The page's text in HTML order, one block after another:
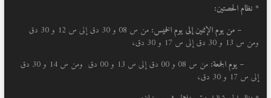
* نظام الحصتين:
– من يوم الإثنين إلى يوم الخميس:
من س 08 و 30 دق إلى س 12 و 30 دق
ومن س 13 و 30 دق إلى س 17 و 30 دق،
– يوم الجمعة:
من س 08 و 00 دق إلى س 13 و 00 دق ومن س 14 و 30 دق
إلى س 17 و 30 دق،